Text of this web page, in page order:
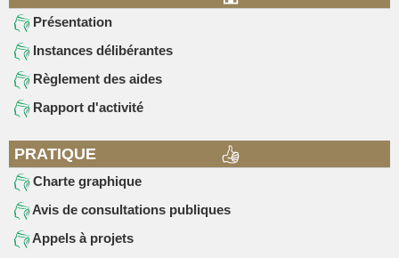
Présentation
Instances délibérantes
Règlement des aides
Rapport d'activité
PRATIQUE
Charte graphique
Avis de consultations publiques
Appels à projets